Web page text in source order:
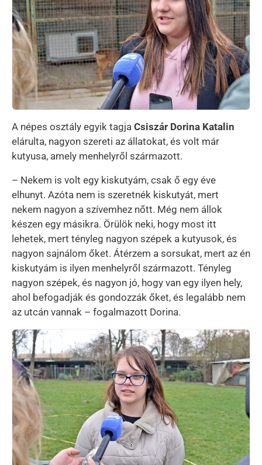
A népes osztály egyik tagja Csiszár Dorina Katalin
elárulta, nagyon szereti az állatokat, és volt már
kutyusa, amely menhelyről származott.
– Nekem is volt egy kiskutyám, csak ő egy éve
elhunyt. Azóta nem is szeretnék kiskutyát, mert
nekem nagyon a szívemhez nőtt. Még nem állok
készen egy másikra. Örülök neki, hogy most itt
lehetek, mert tényleg nagyon szépek a kutyusok, és
nagyon sajnálom őket. Átérzem a sorsukat, mert az én
kiskutyám is ilyen menhelyről származott. Tényleg
nagyon szépek, és nagyon jó, hogy van egy ilyen hely,
ahol befogadják és gondozzák őket, és legalább nem
az utcán vannak – fogalmazott Dorina.
Kép